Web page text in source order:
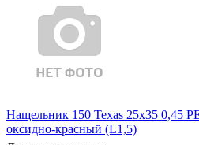
Нащельник 150 Texas 25х35 0,45
оксидно-красный (L1,5)